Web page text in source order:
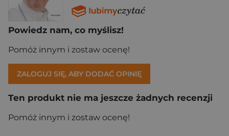
Powiedz nam, co myślisz!
Pomóż innym i zostaw ocenę!
ZALOGUJ SIĘ, ABY DODAĆ OPINIĘ
Ten produkt nie ma jeszcze żadnych recenzji
Pomóż innym i zostaw ocenę!